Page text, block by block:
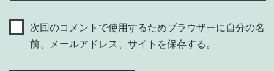
次回のコメントで使用するためブラウザーに自分の名
前、メールアドレス、サイトを保存する。